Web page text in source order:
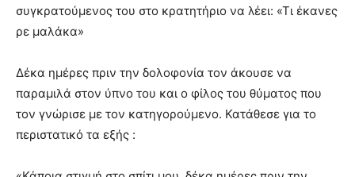
συγκρατούμενος του στο κρατητήριο να λέει: «Τι έκανες
ρε μαλάκα»
Δέκα ημέρες πριν την δολοφονία τον άκουσε να
παραμιλά στον ύπνο του και ο φίλος του θύματος που
τον γνώρισε με τον κατηγορούμενο. Κατάθεσε για το
περιστατικό τα εξής :